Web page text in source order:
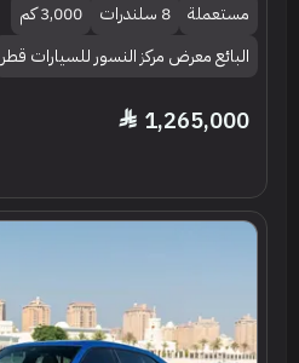
مستعملة 8 سلندرات
3,000 كم
البائع معرض مركز النسور للسيارات قطر
1,265,000